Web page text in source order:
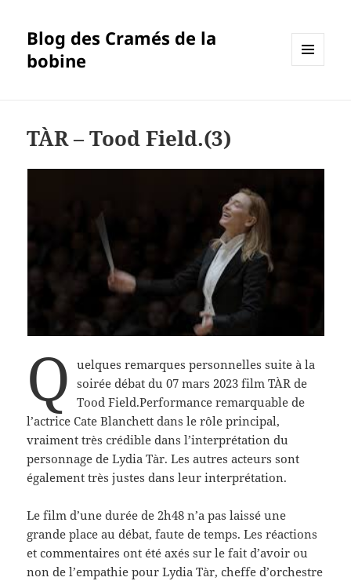
Blog des Cramés de la
bobine
TÀR – Tood Field.(3)
Q uelques remarques personnelles suite à la
soirée débat du 07 mars 2023 film TÀR de
Tood Field.Performance remarquable de
l’actrice Cate Blanchett dans le rôle principal,
vraiment très crédible dans l’interprétation du
personnage de Lydia Tàr. Les autres acteurs sont
également très justes dans leur interprétation.
Le film d’une durée de 2h48 n’a pas laissé une
grande place au débat, faute de temps. Les réactions
et commentaires ont été axés sur le fait d’avoir ou
non de l’empathie pour Lydia Tàr, cheffe d’orchestre